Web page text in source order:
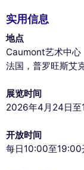
实用信息
地点
Caumont艺术中心
法国，普罗旺斯艾
展览时间
2026年4月24日至
开放时间
每日10:00至19:00